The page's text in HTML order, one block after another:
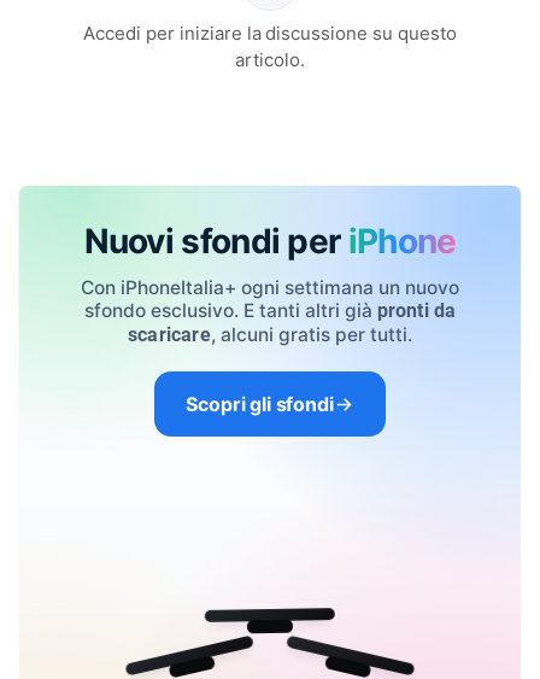
Accedi per iniziare la discussione su questo
articolo.
Nuovi sfondi per iPhone
Con iPhoneItalia+ ogni settimana un nuovo
sfondo esclusivo. E tanti altri già pronti da
scaricare, alcuni gratis per tutti.
Scopri gli sfondi